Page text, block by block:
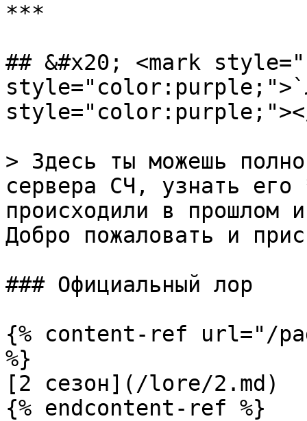
***
## &#x20; <mark
style="color:purple;"></
> Здесь ты можешь
сервера СЧ, узнать
происходили в
Добро пожаловать и
### Официальный лор
{% content-ref url="/
%}
[2 сезон](/lore/2.md)
{% endcontent-ref %}